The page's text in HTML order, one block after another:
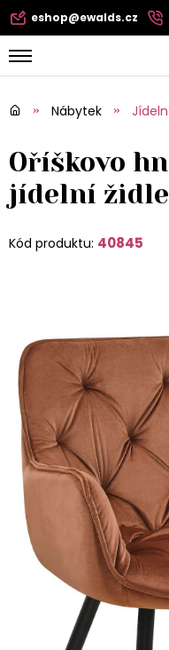
eshop@ewalds.cz
Nábytek
Oříškovo
jídelní židle
Kód produktu: 40845